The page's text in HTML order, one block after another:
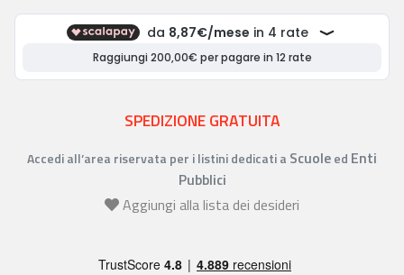
SPEDIZIONE GRATUITA
Accedi all’area riservata per i listini dedicati a Scuoleed Enti
Pubblici
Aggiungi alla lista dei desideri